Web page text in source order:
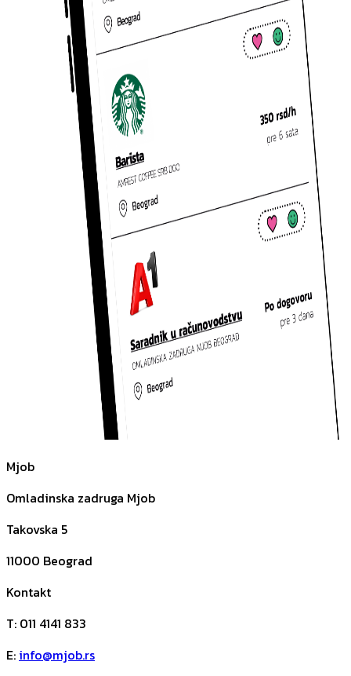
Mjob
Omladinska zadruga Mjob
Takovska 5
11000 Beograd
Kontakt
T: 011 4141 833
E: info@mjob.rs